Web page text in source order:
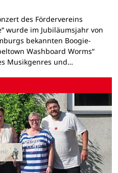
des Fördervereins
wurde im Jubiläumsjahr von
bekannten Boogie-
Washboard Worms“
Musikgenres und…